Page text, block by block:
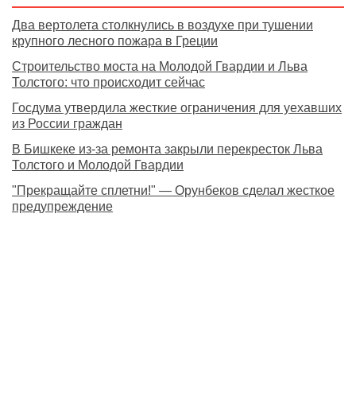
Два вертолета столкнулись в воздухе при тушении
крупного лесного пожара в Греции
Строительство моста на Молодой Гвардии и Льва
Толстого: что происходит сейчас
Госдума утвердила жесткие ограничения для уехавших
из России граждан
В Бишкеке из-за ремонта закрыли перекресток Льва
Толстого и Молодой Гвардии
"Прекращайте сплетни!" — Орунбеков сделал жесткое
предупреждение